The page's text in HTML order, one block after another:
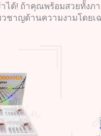
าได้! ถ้าคุณพร้อมสวยทั้ง
วชาญด้านความงามโดย